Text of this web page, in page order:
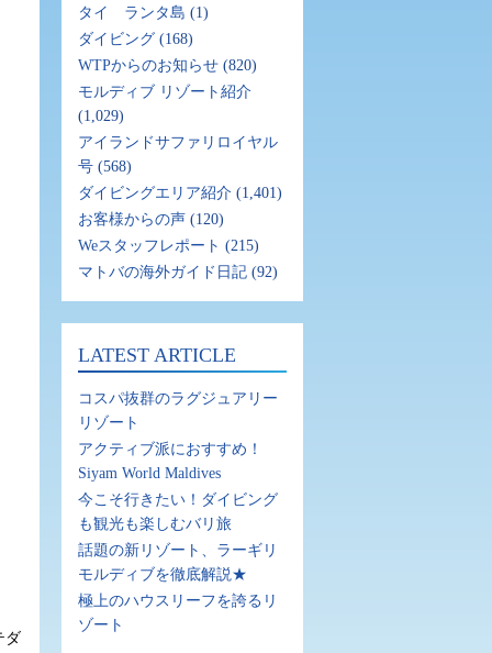
ダ
タイ ランタ島 (1)
ダイビング (168)
WTPからのお知らせ (820)
モルディブ リゾート紹介
(1,029)
アイランドサファリロイヤル
号 (568)
ダイビングエリア紹介 (1,401)
お客様からの声 (120)
Weスタッフレポート (215)
マトバの海外ガイド日記 (92)
LATEST ARTICLE
コスパ抜群のラグジュアリー
リゾート
アクティブ派におすすめ！
Siyam World Maldives
今こそ行きたい！ダイビング
も観光も楽しむバリ旅
話題の新リゾート、ラーギリ
モルディブを徹底解説★
極上のハウスリーフを誇るリ
ゾート